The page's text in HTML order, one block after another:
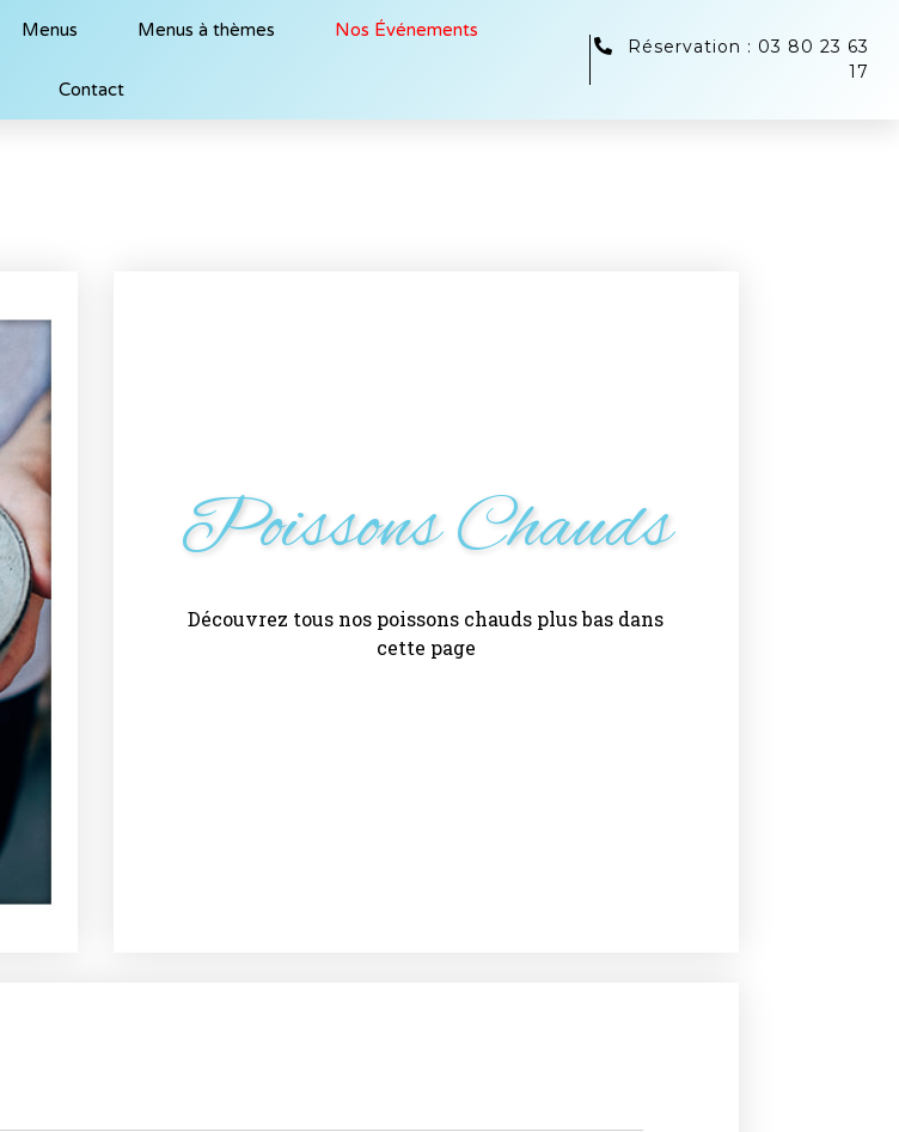
Menus Menus à thèmes Nos Événements
Contact
Réservation : 03 80 23 63
17
Poissons Chauds
Découvrez tous nos poissons chauds plus bas dans
cette page